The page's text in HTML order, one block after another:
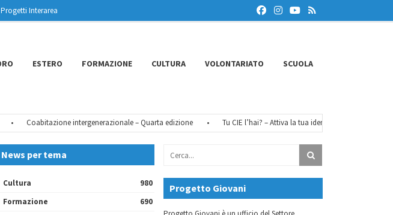
Progetti Interarea
ESTERO FORMAZIONE CULTURA VOLONTARIATO SCUOLA
Coabitazione intergenerazionale – Quarta edizione • Tu CIE l’hai? – Attiva la tua identità digitale
News per tema
Cultura
980
Formazione
690
Progetto Giovani